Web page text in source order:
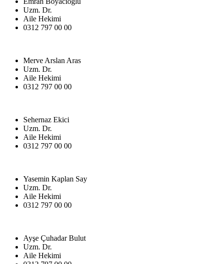
Uzm. Dr.
Aile Hekimi
0312 797 00 00
Merve Arslan Aras
Uzm. Dr.
Aile Hekimi
0312 797 00 00
Sehernaz Ekici
Uzm. Dr.
Aile Hekimi
0312 797 00 00
Yasemin Kaplan Say
Uzm. Dr.
Aile Hekimi
0312 797 00 00
Ayşe Çuhadar Bulut
Uzm. Dr.
Aile Hekimi